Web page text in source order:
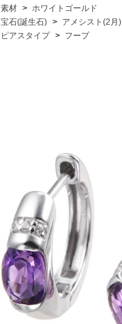
素材
ホワイトゴールド
宝石(誕生石)
アメシスト(2月)
ピアスタイプ フープ